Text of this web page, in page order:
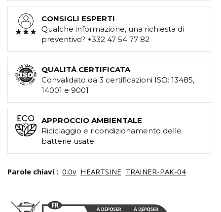
CONSIGLI ESPERTI
Qualche informazione, una richiesta di
preventivo? +332 47 54 77 82
QUALITÀ CERTIFICATA
Convalidato da 3 certificazioni ISO: 13485,
14001 e 9001
APPROCCIO AMBIENTALE
Riciclaggio e ricondizionamento delle
batterie usate
Parole chiavi : 0.0v HEARTSINE TRAINER-PAK-04